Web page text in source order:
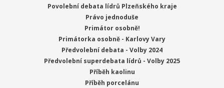
Povolební debata lídrů Plzeňského kraje
Právo jednoduše
Primátor osobně!
Primátorka osobně - Karlovy Vary
Předvolební debata - Volby 2024
Předvolební superdebata lídrů - Volby 2025
Příběh kaolinu
Příběh porcelánu